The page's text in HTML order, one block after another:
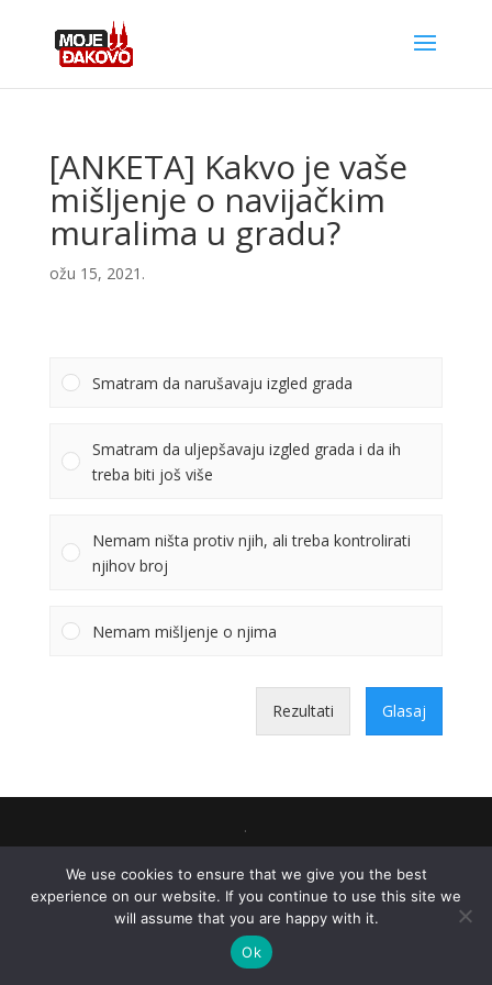
[ANKETA] Kakvo je vaše
mišljenje o navijačkim
muralima u gradu?
ožu 15, 2021.
Smatram da narušavaju izgled grada
Smatram da uljepšavaju izgled grada i da ih
treba biti još više
Nemam ništa protiv njih, ali treba kontrolirati
njihov broj
Nemam mišljenje o njima
Rezultati Glasaj
.
We use cookies to ensure that we give you the best
experience on our website. If you continue to use this site we
will assume that you are happy with it.
Ok